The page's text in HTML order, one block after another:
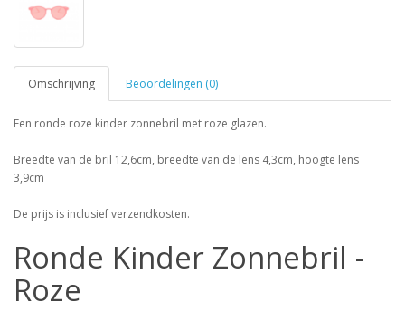
Omschrijving Beoordelingen (0)
Een ronde roze kinder zonnebril met roze glazen.
Breedte van de bril 12,6cm, breedte van de lens 4,3cm, hoogte lens
3,9cm
De prijs is inclusief verzendkosten.
Ronde Kinder Zonnebril -
Roze